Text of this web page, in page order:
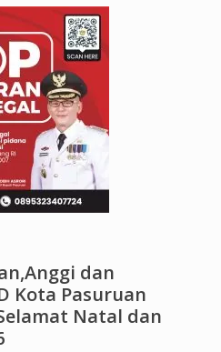
dan
Kota Pasuruan
Natal dan